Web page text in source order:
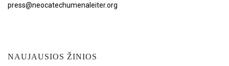
press@neocatechumenaleiter.org
NAUJAUSIOS ŽINIOS